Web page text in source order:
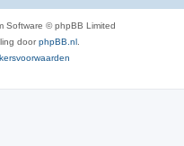
Software © phpBB Limited
doorphpBB.nl